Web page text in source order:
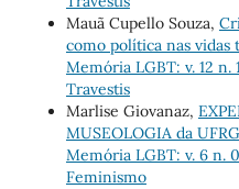
Mauã Cupello Souza,
como política nas vidas
Memória LGBT: v. 12 n.
Travestis
Marlise Giovanaz,
MUSEOLOGIA da
Memória LGBT: v. 6 n.
Feminismo